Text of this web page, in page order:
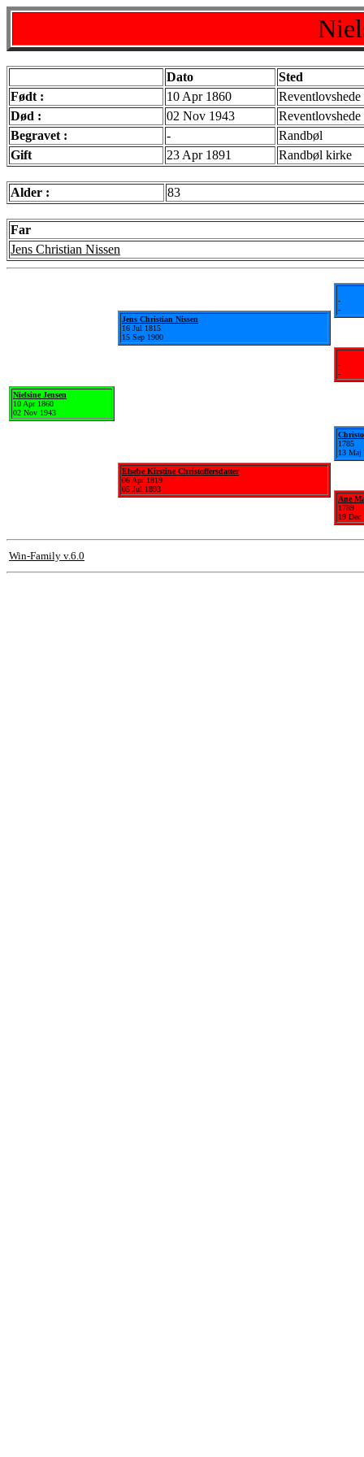
Dato
Sted
Født :
10 Apr 1860
Død :
02 Nov 1943
Reventlovshede
Begravet :
-
Randbøl
Gift
23 Apr 1891 Randbøl kirke
Alder : 83
Far
Jens Christian Nissen
Nielsine Jensen
10 Apr 1860
02 Nov 1943
Jens Christian Nissen
16 Jul 1815
15 Sep 1900
Elsebe Kirstine Christoffersdatter
06 Apr 1819
05 Jul 1893
-
-
-
-
1785
13 Maj
Ane
1789
19 Dec
Win-Family v.6.0